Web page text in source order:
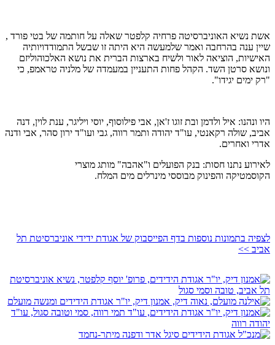
אשת נשיא האוניברסיטה פרחיה קלפטר שאלה על חותמה של בטי פורד ,
שיין ענה בהרחבה ואמר שלמעשה היא היתה זו שבשל התמודדויותיה
האישיות, הוציאה לאור ולשיח בארצות הברית את נושא האלכוהוליזם
ונושא סרטן השד. הקהל פחות התעניין במעמדה של מלניה טראמפ, כי
"רק ימים יגידו".
היו ונהנו: איל ולדמן ובת זוגו ז'אן, אבי פילוסוף, יוסי ויליגר, ענת לוין, דנה
אביב, שולה רקאנטי, עו"ד יהודה ותמר רווה, גבי ועו"ד ירון סהר, אבי ודנה
אדרי ואחרים.
לאירוע נתנו חסות: בנק הפועלים ו"אהבה" מותג מוצרי
הקוסמטיקה והפינוק מבוססי מינרלים מים המלח.
לצפיה בתמונות נוספות בדף הפייסבוק של אגודת ידידי אוניברסיטת תל
אביב >>